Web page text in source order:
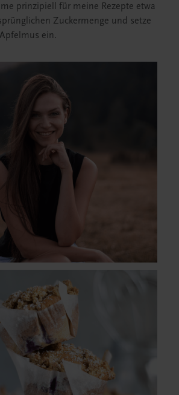
prinzipiell für meine Rezepte etwa
Zuckermenge und setze
ein.